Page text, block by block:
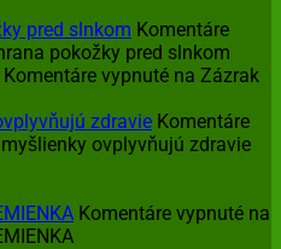
pred slnkom Komentáre
pokožky pred slnkom
Komentáre vypnuté na Zázrak
zdravie Komentáre
ovplyvňujú zdravie
Komentáre vypnuté na